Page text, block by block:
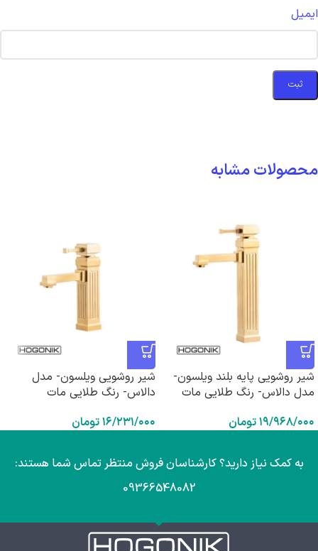
ایمیل
محصولات مشابه
شیر روشویی پایه بلند ویلسون-
مدل دالاس- رنگ طلایی مات
۱۹/۹۶۸/۰۰۰تومان
شیر روشویی ویلسون- مدل
دالاس- رنگ طلایی مات
۱۶/۲۳۱/۰۰۰تومان
به کمک نیاز دارید؟ کارشناسان فروش منتظر تماس شما هستند:
09366548082